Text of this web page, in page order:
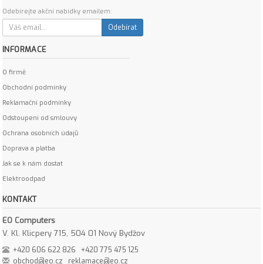
Odebírejte akční nabídky emailem:
Odebírat
INFORMACE
O firmě
Obchodní podmínky
Reklamační podmínky
Odstoupení od smlouvy
Ochrana osobních údajů
Doprava a platba
Jak se k nám dostat
Elektroodpad
KONTAKT
EO Computers
V. Kl. Klicpery 715, 504 01 Nový Bydžov
+420 606 622 826
+420 775 475 125
obchod@eo.cz
reklamace@eo.cz